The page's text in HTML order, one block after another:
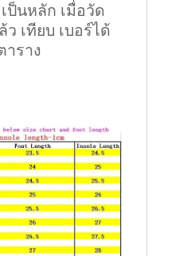
ป็นหลัก เมื่อวัด
เทียบ เบอร์ได้
าราง